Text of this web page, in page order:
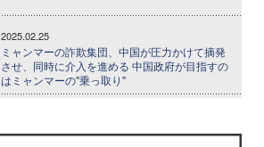
2025.02.25
ミャンマーの詐欺集団、中国が圧力かけて摘発
させ、同時に介入を進める 中国政府が目指すの
はミャンマーの"乗っ取り"